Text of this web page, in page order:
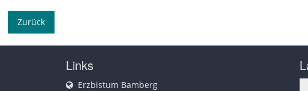
Zurück
Links
Erzbistum Bamberg